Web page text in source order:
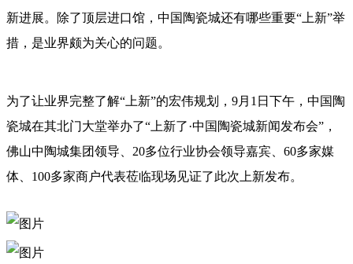
新进展。除了顶层进口馆，中国陶瓷城还有哪些重要“上新”举
措，是业界颇为关心的问题。
为了让业界完整了解“上新”的宏伟规划，9月1日下午，中国陶
瓷城在其北门大堂举办了“上新了·中国陶瓷城新闻发布会”，
佛山中陶城集团领导、20多位行业协会领导嘉宾、60多家媒
体、100多家商户代表莅临现场见证了此次上新发布。